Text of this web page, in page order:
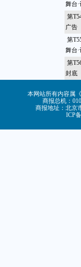
舞台
第
广告
第
舞台
第
封底
本网站所有内容属
商报总机：
商报地址：北京
ICP